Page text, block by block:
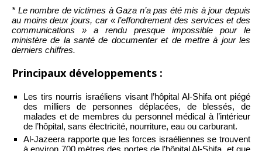
* Le nombre de victimes à Gaza n’a pas été mis à jour depuis
au moins deux jours, car « l’effondrement des services et des
communications » a rendu presque impossible pour le
ministère de la santé de documenter et de mettre à jour les
derniers chiffres.
Principaux développements :
Les tirs nourris israéliens visant l’hôpital Al-Shifa ont piégé
des milliers de personnes déplacées, de blessés, de
malades et de membres du personnel médical à l’intérieur
de l’hôpital, sans électricité, nourriture, eau ou carburant.
Al-Jazeera rapporte que les forces israéliennes se trouvent
à environ 700 mètres des portes de l’hôpital Al-Shifa, et que